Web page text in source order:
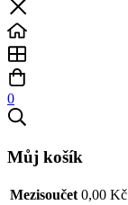
0
Můj košík
Mezisoučet 0,00 Kč